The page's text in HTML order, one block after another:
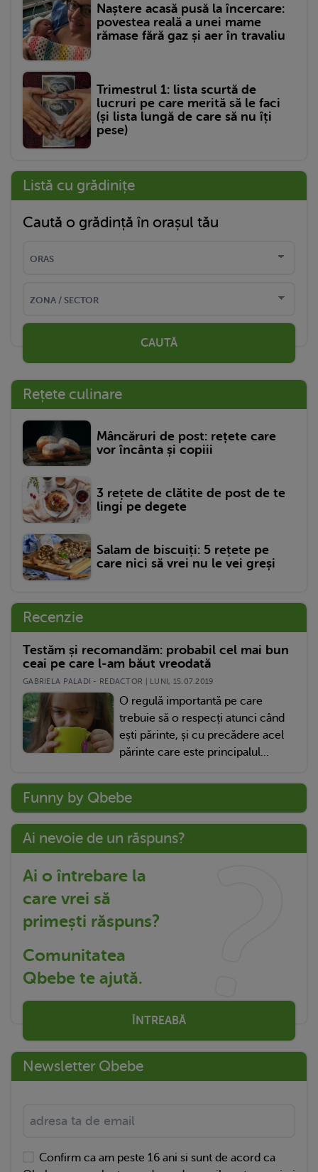
Naștere acasă pusă la încercare:
povestea reală a unei mame
rămase fără gaz și aer în travaliu
Trimestrul 1: lista scurtă de
lucruri pe care merită să le faci
(și lista lungă de care să nu îți
pese)
Listă cu grădinițe
Caută o grădință în orașul tău
CAUTĂ
Rețete culinare
Mâncăruri de post: rețete care
vor încânta și copiii
3 rețete de clătite de post de te
lingi pe degete
Salam de biscuiți: 5 rețete pe
care nici să vrei nu le vei greși
Recenzie
Testăm și recomandăm: probabil cel mai bun
ceai pe care l-am băut vreodată
GABRIELA PALADI - REDACTOR | LUNI, 15.07.2019
O regulă importantă pe care
trebuie să o respecți atunci când
ești părinte, și cu precădere acel
părinte care este principalul...
Funny by Qbebe
Ai nevoie de un răspuns?
Ai o întrebare la
care vrei să
primești răspuns?
Comunitatea
Qbebe te ajută.
ÎNTREABĂ
Newsletter Qbebe
Confirm ca am peste 16 ani si sunt de acord ca